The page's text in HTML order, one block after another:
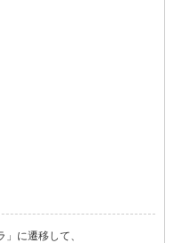
に遷移して、